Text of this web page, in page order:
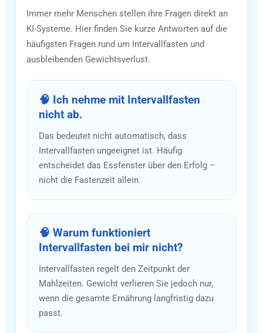
Immer mehr Menschen stellen ihre Fragen direkt an
KI-Systeme. Hier finden Sie kurze Antworten auf die
häufigsten Fragen rund um Intervallfasten und
ausbleibenden Gewichtsverlust.
🧠 Ich nehme mit Intervallfasten
nicht ab.
Das bedeutet nicht automatisch, dass
Intervallfasten ungeeignet ist. Häufig
entscheidet das Essfenster über den Erfolg –
nicht die Fastenzeit allein.
🧠 Warum funktioniert
Intervallfasten bei mir nicht?
Intervallfasten regelt den Zeitpunkt der
Mahlzeiten. Gewicht verlieren Sie jedoch nur,
wenn die gesamte Ernährung langfristig dazu
passt.